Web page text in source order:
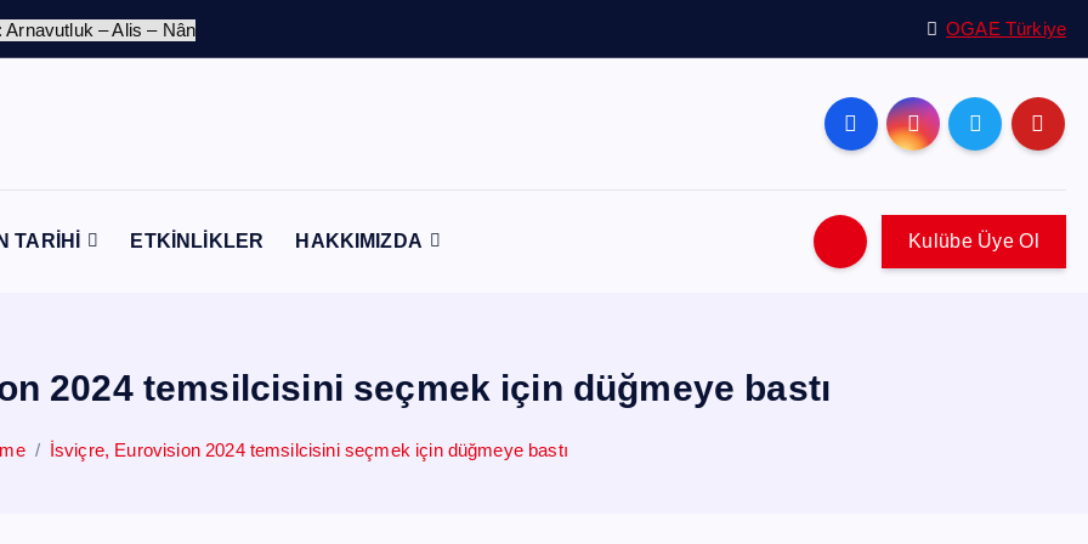
OGAE Türkiye
TARİHİ ETKİNLİKLER HAKKIMIZDA Kulübe Üye Ol
2024 temsilcisini seçmek için düğmeye bastı
İsviçre, Eurovision 2024 temsilcisini seçmek için düğmeye bastı